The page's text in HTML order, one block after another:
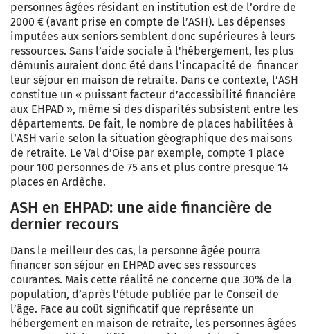
personnes âgées résidant en institution est de l’ordre de
2000 € (avant prise en compte de l’ASH). Les dépenses
imputées aux seniors semblent donc supérieures à leurs
ressources. Sans l’aide sociale à l'hébergement, les plus
démunis auraient donc été dans l’incapacité de financer
leur séjour en maison de retraite. Dans ce contexte, l’ASH
constitue un « puissant facteur d’accessibilité financière
aux EHPAD », même si des disparités subsistent entre les
départements. De fait, le nombre de places habilitées à
l’ASH varie selon la situation géographique des maisons
de retraite. Le Val d’Oise par exemple, compte 1 place
pour 100 personnes de 75 ans et plus contre presque 14
places en Ardèche.
ASH en EHPAD: une aide financière de
dernier recours
Dans le meilleur des cas, la personne âgée pourra
financer son séjour en EHPAD avec ses ressources
courantes. Mais cette réalité ne concerne que 30% de la
population, d’après l’étude publiée par le Conseil de
l’âge. Face au coût significatif que représente un
hébergement en maison de retraite, les personnes âgées